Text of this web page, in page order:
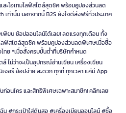
ะไอเทมไลฟ์สไตล์สุดชิค พร้อมคูปองส่วนลด
เท่านั้น นอกจากนี้ B2S ยังใจดีส่งฟรีทั่วประเทศ
พียบ ช้อปออนไลน์ได้เลย! ลดแรงทุกเดือน ทั้ง
ลฟ์สไตล์สุดชิค พร้อมคูปองส่วนลดพิเศษเมื่อซื้อ
ทย *เมื่อสั่งครบขั้นต่ำที่บริษัทกำหนด
ไม่ว่าจะเป็นอุปกรณ์อ่านเขียน เครื่องเขียน
จอร์ ช้อปง่าย สะดวก ทุกที่ ทุกเวลา แค่มี App
ก่อนใคร และสิทธิพิเศษเฉพาะสมาชิก! คลิกเลย
#กระเป๋าใส่ดินสอ #เครื่องเขียนออนไลน์ #ซื้อ